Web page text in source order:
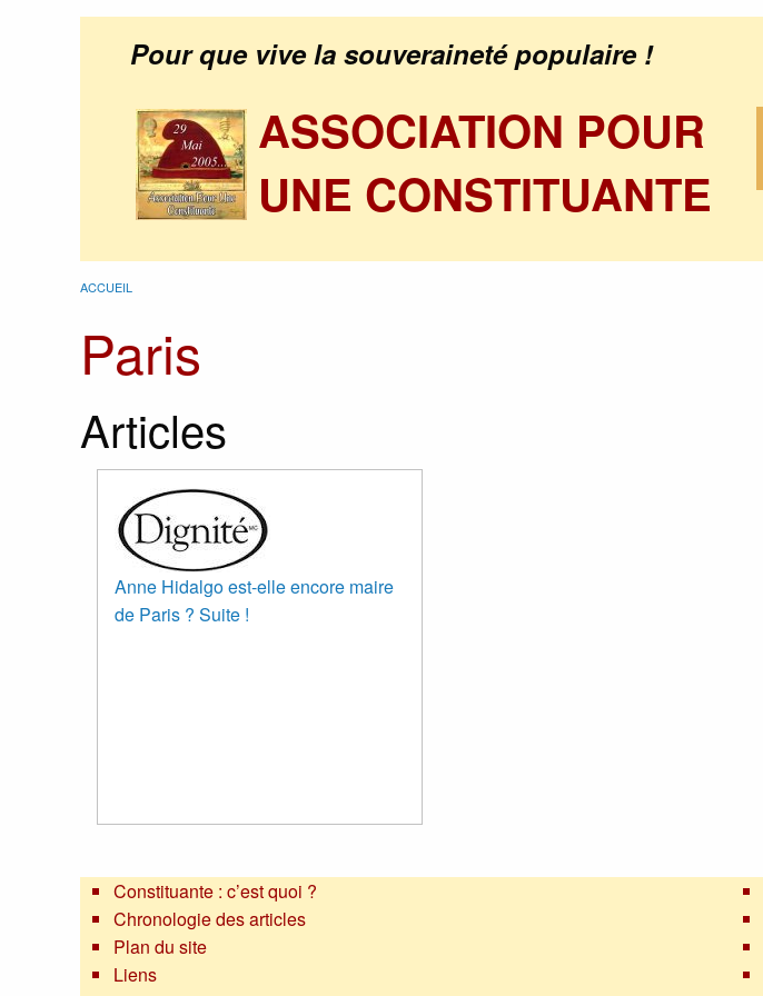
Pour que vive la souveraineté populaire !
ASSOCIATION POUR
UNE CONSTITUANTE
ACCUEIL
Paris
Articles
Anne Hidalgo est-elle encore maire
de Paris ? Suite !
Constituante : c’est quoi ?
Chronologie des articles
Plan du site
Liens